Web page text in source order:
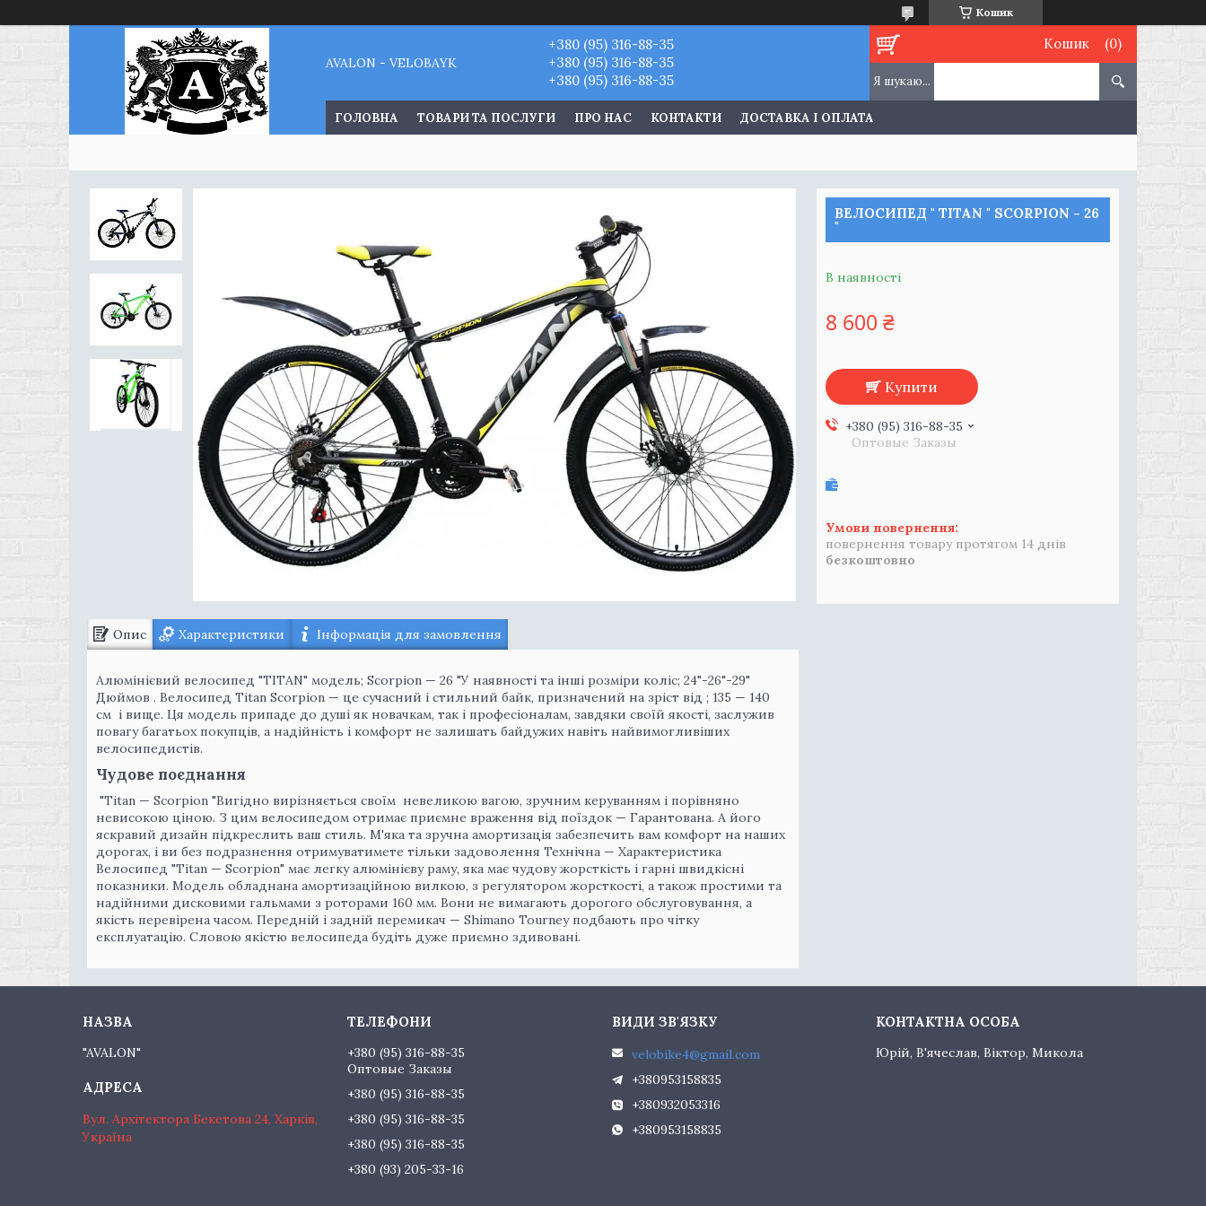
Кошик
AVALON - VELOBAYK
+380 (95) 316-88-35
+380 (95) 316-88-35
+380 (95) 316-88-35
Кошик
ГОЛОВНА ТОВАРИ ТА ПОСЛУГИ ПРО НАС КОНТАКТИ ДОСТАВКА І ОПЛАТА
Опис Характеристики Інформація для замовлення
Алюмінієвий велосипед "TITAN" модель; Scorpion — 26 "У наявності та інші розміри коліс; 24"-26"-29"
Дюймов . Велосипед Titan Scorpion — це сучасний і стильний байк, призначений на зріст від ; 135 — 140
см і вище. Ця модель припаде до душі як новачкам, так і професіоналам, завдяки своїй якості, заслужив
повагу багатьох покупців, а надійність і комфорт не залишать байдужих навіть найвимогливіших
велосипедистів.
Чудове поєднання
"Titan — Scorpion "Вигідно вирізняється своїм невеликою вагою, зручним керуванням і порівняно
невисокою ціною. З цим велосипедом отримає приємне враження від поїздок — Гарантована. А його
яскравий дизайн підкреслить ваш стиль. М'яка та зручна амортизація забезпечить вам комфорт на наших
дорогах, і ви без подразнення отримуватимете тільки задоволення Технічна — Характеристика
Велосипед "Titan — Scorpion" має легку алюмінієву раму, яка має чудову жорсткість і гарні швидкісні
показники. Модель обладнана амортизаційною вилкою, з регулятором жорсткості, а також простими та
надійними дисковими гальмами з роторами 160 мм. Вони не вимагають дорогого обслуговування, а
якість перевірена часом. Передній і задній перемикач — Shimano Tourney подбають про чітку
експлуатацію. Cловою якістю велосипеда будіть дуже приємно здивовані.
ВЕЛОСИПЕД " TITAN " SCORPION - 26
"
В наявності
8 600 ₴
Купити
+380 (95) 316-88-35
Оптовые Заказы
повернення товару протягом 14 днів
безкоштовно
"AVALON"
Вул. Архітектора Бекетова 24, Харків,
Україна
+380 (95) 316-88-35
Оптовые Заказы
+380 (95) 316-88-35
+380 (95) 316-88-35
+380 (95) 316-88-35
+380 (93) 205-33-16
velobike4@gmail.com
+380953158835
+380932053316
+380953158835
Юрій, В'ячеслав, Віктор, Микола